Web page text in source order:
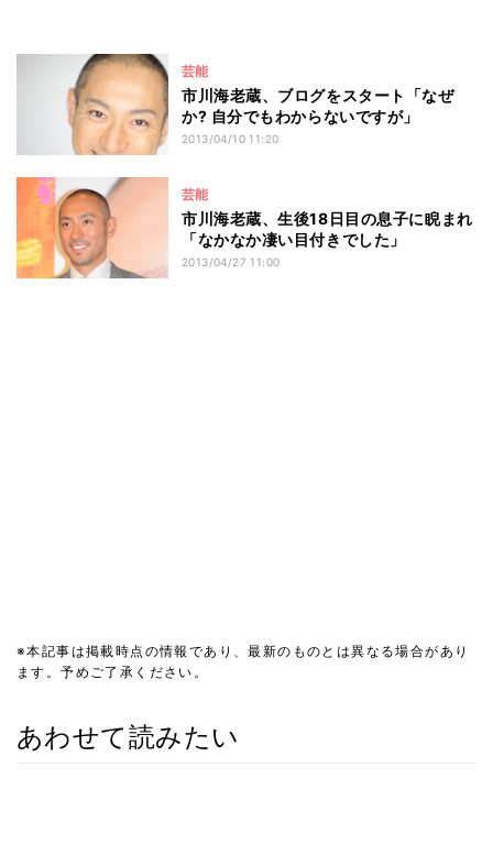
芸能
市川海老蔵、ブログをスタート「なぜ
か? 自分でもわからないですが」
2013/04/10 11:20
芸能
市川海老蔵、生後18日目の息子に睨まれ
「なかなか凄い目付きでした」
2013/04/27 11:00
※本記事は掲載時点の情報であり、最新のものとは異なる場合があり
ます。予めご了承ください。
あわせて読みたい